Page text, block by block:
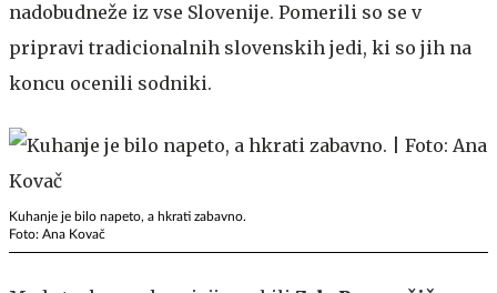
nadobudneže iz vse Slovenije. Pomerili so se v
pripravi tradicionalnih slovenskih jedi, ki so jih na
koncu ocenili sodniki.
Kuhanje je bilo napeto, a hkrati zabavno.
Foto: Ana Kovač